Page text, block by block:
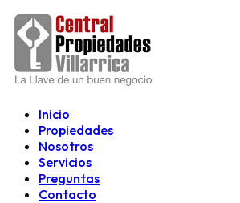
Inicio
Propiedades
Nosotros
Servicios
Preguntas
Contacto